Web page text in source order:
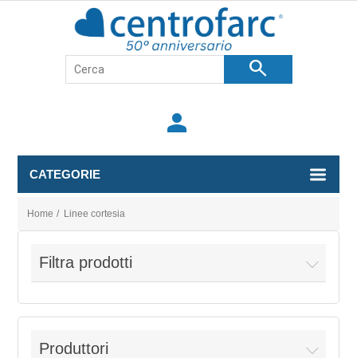
search
person
CATEGORIE
Home / Linee cortesia
Filtra prodotti
Produttori